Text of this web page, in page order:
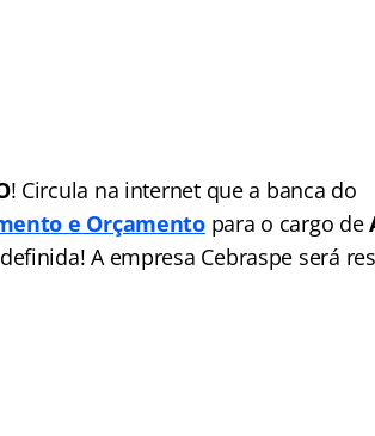
! Circula na internet que a banca do
e Orçamentopara o cargo de
A empresa Cebraspe será